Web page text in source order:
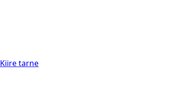
Kiire tarne